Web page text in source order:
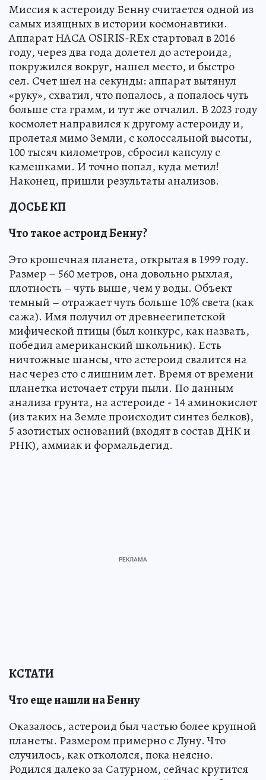
Миссия к астероиду Бенну считается одной из
самых изящных в истории космонавтики.
Аппарат НАСА OSIRIS-REx стартовал в 2016
году, через два года долетел до астероида,
покружился вокруг, нашел место, и быстро
сел. Счет шел на секунды: аппарат вытянул
«руку», схватил, что попалось, а попалось чуть
больше ста грамм, и тут же отчалил. В 2023 году
космолет направился к другому астероиду и,
пролетая мимо Земли, с колоссальной высоты,
100 тысяч километров, сбросил капсулу с
камешками. И точно попал, куда метил!
Наконец, пришли результаты анализов.
ДОСЬЕ КП
Что такое астроид Бенну?
Это крошечная планета, открытая в 1999 году.
Размер – 560 метров, она довольно рыхлая,
плотность – чуть выше, чем у воды. Объект
темный – отражает чуть больше 10% света (как
сажа). Имя получил от древнеегипетской
мифической птицы (был конкурс, как назвать,
победил американский школьник). Есть
ничтожные шансы, что астероид свалится на
нас через сто с лишним лет. Время от времени
планетка источает струи пыли. По данным
анализа грунта, на астероиде - 14 аминокислот
(из таких на Земле происходит синтез белков),
5 азотистых оснований (входят в состав ДНК и
РНК), аммиак и формальдегид.
КСТАТИ
Что еще нашли на Бенну
Оказалось, астероид был частью более крупной
планеты. Размером примерно с Луну. Что
случилось, как откололся, пока неясно.
Родился далеко за Сатурном, сейчас крутится